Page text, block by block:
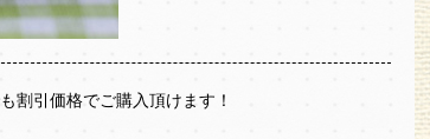
割引価格でご購入頂けます！